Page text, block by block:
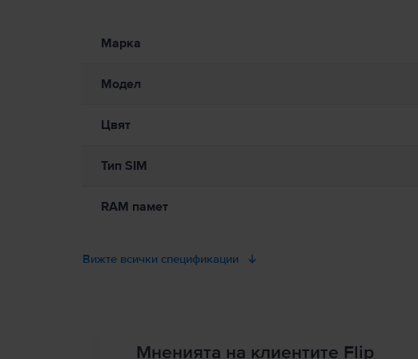
Марка
Модел
Цвят
Тип SIM
RAM памет
Вижте всички спецификации
Мненията на клиентите Flip